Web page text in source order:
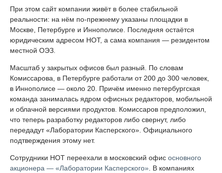
При этом сайт компании живёт в более стабильной
реальности: на нём по-прежнему указаны площадки в
Москве, Петербурге и Иннополисе. Последняя остаётся
юридическим адресом НОТ, а сама компания — резидентом
местной ОЭЗ.
Масштаб у закрытых офисов был разный. По словам
Комиссарова, в Петербурге работали от 200 до 300 человек,
в Иннополисе — около 20. Причём именно петербургская
команда занималась ядром офисных редакторов, мобильной
и облачной версиями продуктов. Комиссаров предположил,
что теперь разработку редакторов либо свернут, либо
передадут «Лаборатории Касперского». Официального
подтверждения этому нет.
Сотрудники НОТ переехали в московский офис основного
акционера — «Лаборатории Касперского» . В компаниях